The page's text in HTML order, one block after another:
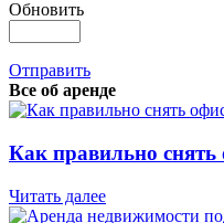
Обновить
Отправить
Все об аренде
Как правильно снять
Читать далее